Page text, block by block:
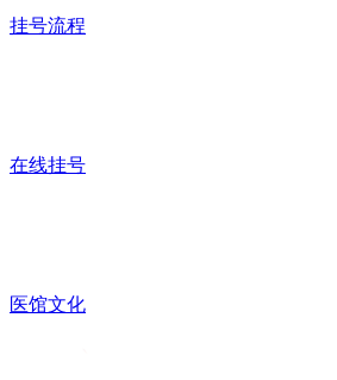
挂号流程
在线挂号
医馆文化